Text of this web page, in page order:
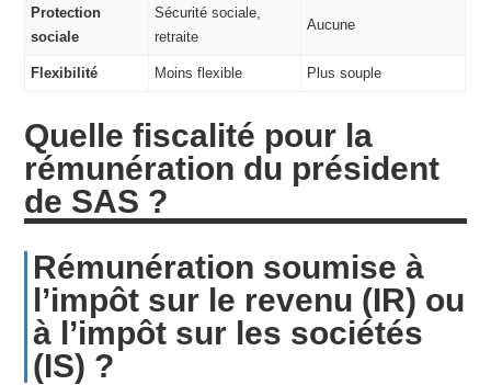
Protection
sociale
Sécurité sociale,
retraite
Aucune
Flexibilité Moins flexible Plus souple
Quelle fiscalité pour la
rémunération du président
de SAS ?
Rémunération soumise à
l’impôt sur le revenu (IR) ou
à l’impôt sur les sociétés
(IS) ?